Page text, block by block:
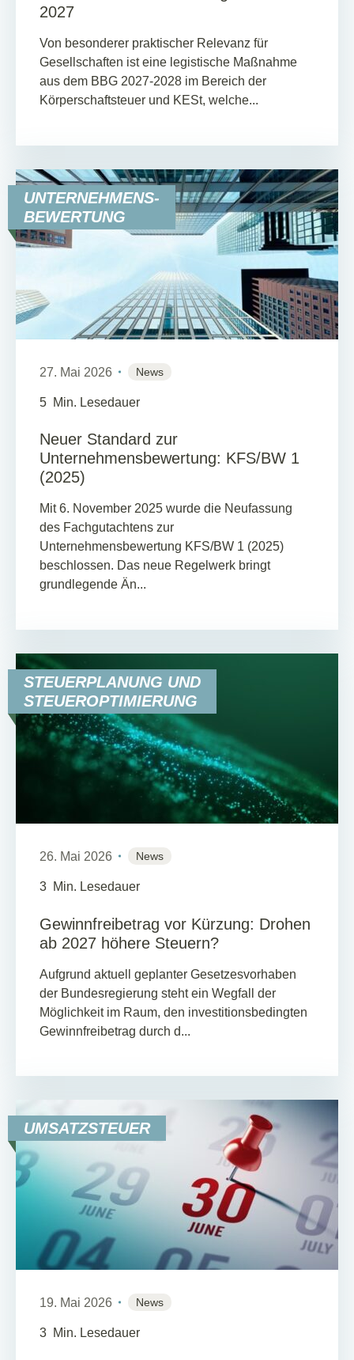
2027
Von besonderer praktischer Relevanz für
Gesellschaften ist eine legistische Maßnahme
aus dem BBG 2027-2028 im Bereich der
Körperschaftsteuer und KESt, welche...
UNTERNEHMENS-
BEWERTUNG
27. Mai 2026 News
5 Min. Lesedauer
Neuer Standard zur
Unternehmensbewertung: KFS/BW 1
(2025)
Mit 6. November 2025 wurde die Neufassung
des Fachgutachtens zur
Unternehmensbewertung KFS/BW 1 (2025)
beschlossen. Das neue Regelwerk bringt
grundlegende Än...
STEUERPLANUNG UND
STEUEROPTIMIERUNG
26. Mai 2026 News
3 Min. Lesedauer
Gewinnfreibetrag vor Kürzung: Drohen
ab 2027 höhere Steuern?
Aufgrund aktuell geplanter Gesetzesvorhaben
der Bundesregierung steht ein Wegfall der
Möglichkeit im Raum, den investitionsbedingten
Gewinnfreibetrag durch d...
UMSATZSTEUER
19. Mai 2026 News
3 Min. Lesedauer